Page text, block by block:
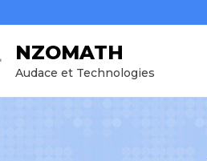
NZOMATH
Audace et Technologies